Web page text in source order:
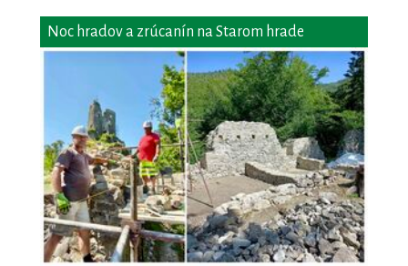
Noc hradov a zrúcanín na Starom hrade